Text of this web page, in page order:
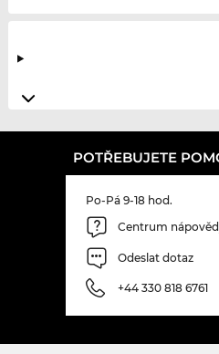
POTŘEBUJETE
Po-Pá 9-18 hod.
Centrum
Odeslat dotaz
+44 330 818 6761